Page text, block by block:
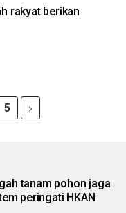
rakyat berikan
5
tanam pohon jaga
peringati HKAN